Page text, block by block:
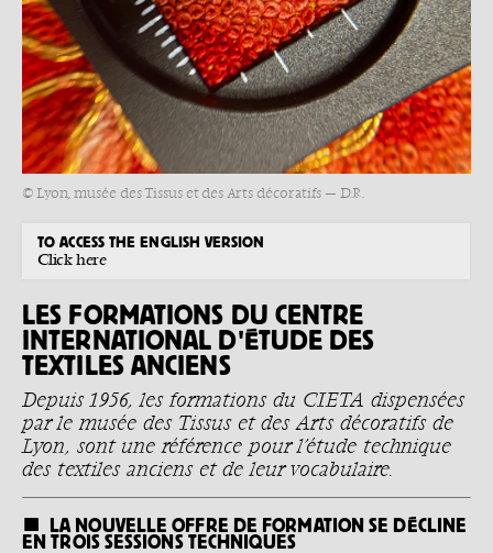
© Lyon, musée des Tissus et des Arts décoratifs — D.R.
TO ACCESS THE ENGLISH VERSION
Click here
LES FORMATIONS DU CENTRE
INTERNATIONAL D'ÉTUDE DES
TEXTILES ANCIENS
Depuis 1956, les formations du CIETA dispensées
par le musée des Tissus et des Arts décoratifs de
Lyon, sont une référence pour l’étude technique
des textiles anciens et de leur vocabulaire.
LA NOUVELLE OFFRE DE FORMATION SE DÉCLINE
EN TROIS SESSIONS TECHNIQUES